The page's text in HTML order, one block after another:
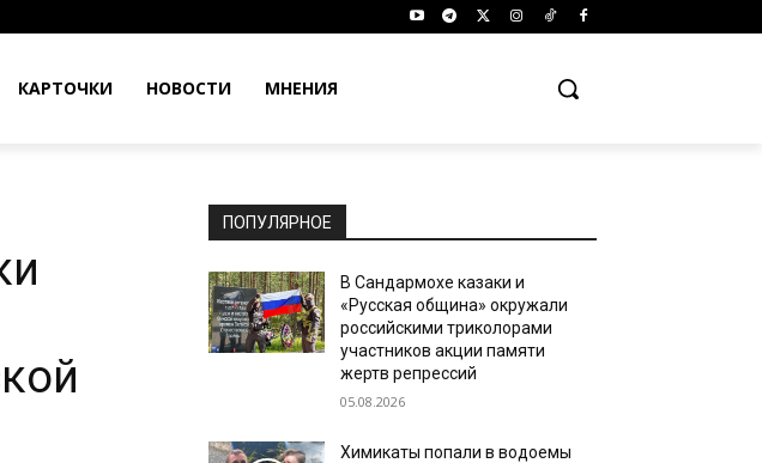
КАРТОЧКИ НОВОСТИ МНЕНИЯ
ПОПУЛЯРНОЕ
В Сандармохе казаки и
«Русская община» окружали
российскими триколорами
участников акции памяти
жертв репрессий
05.08.2026
Химикаты попали в водоемы